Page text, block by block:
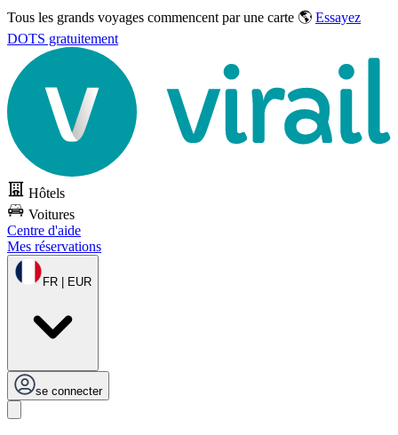
Tous les grands voyages commencent par une carte 🌎 Essayez
DOTS gratuitement
Hôtels
Voitures
Centre d'aide
Mes réservations
FR | EUR
se connecter